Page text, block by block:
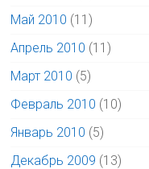
Май 2010 (11)
Апрель 2010 (11)
Март 2010 (5)
Февраль 2010 (10)
Январь 2010 (5)
Декабрь 2009 (13)